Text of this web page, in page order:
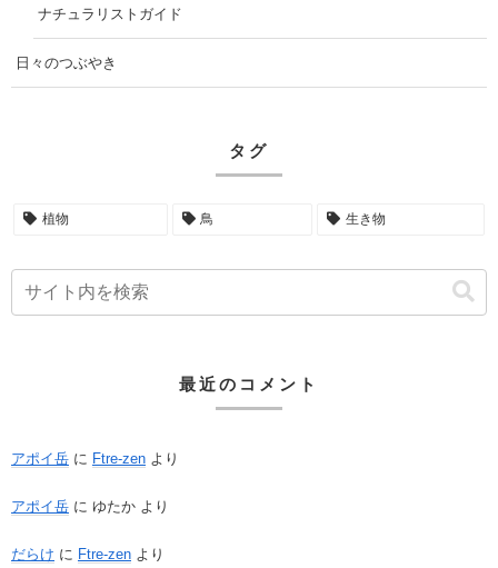
ナチュラリストガイド
日々のつぶやき
タグ
植物 鳥 生き物
最近のコメント
アポイ岳 に Ftre-zen より
アポイ岳 に ゆたか より
だらけ に Ftre-zen より